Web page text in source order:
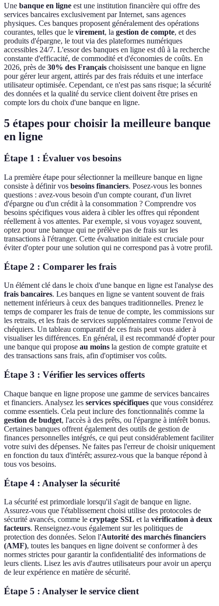
Une banque en ligne est une institution financière qui offre des
services bancaires exclusivement par Internet, sans agences
physiques. Ces banques proposent généralement des opérations
courantes, telles que le virement, la gestion de compte, et des
produits d'épargne, le tout via des plateformes numériques
accessibles 24/7. L'essor des banques en ligne est dû à la recherche
constante d'efficacité, de commodité et d'économies de coûts. En
2026, près de 30% des Français choisissent une banque en ligne
pour gérer leur argent, attirés par des frais réduits et une interface
utilisateur optimisée. Cependant, ce n'est pas sans risque; la sécurité
des données et la qualité du service client doivent être prises en
compte lors du choix d'une banque en ligne.
5 étapes pour choisir la meilleure banque
en ligne
Étape 1 : Évaluer vos besoins
La première étape pour sélectionner la meilleure banque en ligne
consiste à définir vos besoins financiers. Posez-vous les bonnes
questions : avez-vous besoin d'un compte courant, d'un livret
d'épargne ou d'un crédit à la consommation ? Comprendre vos
besoins spécifiques vous aidera à cibler les offres qui répondent
réellement à vos attentes. Par exemple, si vous voyagez souvent,
optez pour une banque qui ne prélève pas de frais sur les
transactions à l'étranger. Cette évaluation initiale est cruciale pour
éviter d'opter pour une solution qui ne correspond pas à votre profil.
Étape 2 : Comparer les frais
Un élément clé dans le choix d'une banque en ligne est l'analyse des
frais bancaires. Les banques en ligne se vantent souvent de frais
nettement inférieurs à ceux des banques traditionnelles. Prenez le
temps de comparer les frais de tenue de compte, les commissions sur
les retraits, et les frais de services supplémentaires comme l'envoi de
chéquiers. Un tableau comparatif de ces frais peut vous aider à
visualiser les différences. En général, il est recommandé d'opter pour
une banque qui propose au moins la gestion de compte gratuite et
des transactions sans frais, afin d'optimiser vos coûts.
Étape 3 : Vérifier les services offerts
Chaque banque en ligne propose une gamme de services bancaires
et financiers. Analysez les services spécifiques que vous considérez
comme essentiels. Cela peut inclure des fonctionnalités comme la
gestion de budget, l'accès à des prêts, ou l'épargne à intérêt bonus.
Certaines banques offrent également des outils de gestion de
finances personnelles intégrés, ce qui peut considérablement faciliter
votre suivi des dépenses. Ne faites pas l'erreur de choisir uniquement
en fonction du taux d'intérêt; assurez-vous que la banque répond à
tous vos besoins.
Étape 4 : Analyser la sécurité
La sécurité est primordiale lorsqu'il s'agit de banque en ligne.
Assurez-vous que l'établissement choisi utilise des protocoles de
sécurité avancés, comme le cryptage SSL et la vérification à deux
facteurs. Renseignez-vous également sur les politiques de
protection des données. Selon l'Autorité des marchés financiers
(AMF), toutes les banques en ligne doivent se conformer à des
normes strictes pour garantir la confidentialité des informations de
leurs clients. Lisez les avis d'autres utilisateurs pour avoir un aperçu
de leur expérience en matière de sécurité.
Étape 5 : Analyser le service client